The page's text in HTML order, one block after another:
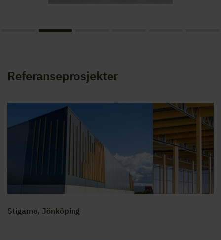
Referanseprosjekter
Stigamo, Jönköping